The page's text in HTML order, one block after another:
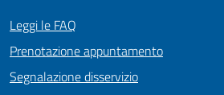
Leggi le FAQ
Prenotazione appuntamento
Segnalazione disservizio